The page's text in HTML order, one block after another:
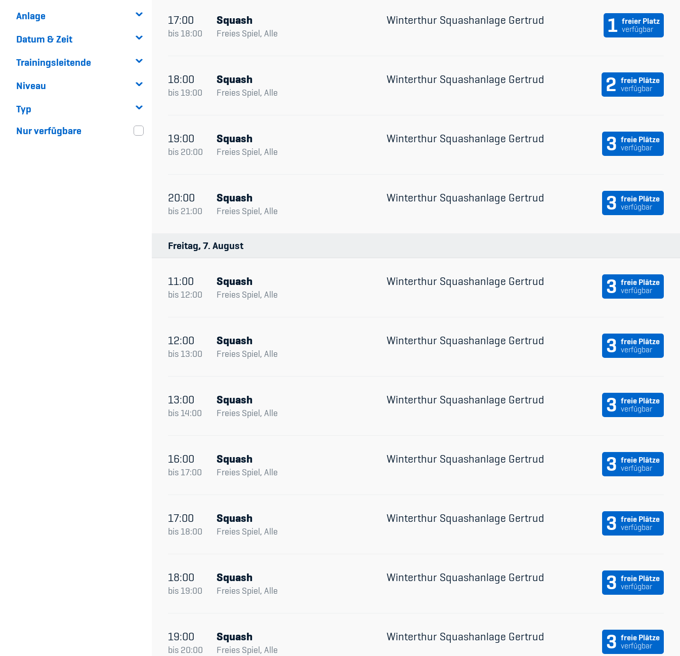
Anlage
Datum & Zeit
Trainingsleitende
Niveau
Typ
Nur verfügbare
17:00
bis 18:00
Squash
Freies Spiel, Alle
Winterthur Squashanlage Gertrud 1 freier Platz
verfügbar
18:00
bis 19:00
Squash
Freies Spiel, Alle
Winterthur Squashanlage Gertrud 2 freie Plätze
verfügbar
19:00
bis 20:00
Squash
Freies Spiel, Alle
Winterthur Squashanlage Gertrud 3 freie Plätze
verfügbar
20:00
bis 21:00
Squash
Freies Spiel, Alle
Winterthur Squashanlage Gertrud 3 freie Plätze
verfügbar
Freitag 7 August
11:00
bis 12:00
Squash
Freies Spiel, Alle
Winterthur Squashanlage Gertrud 3 freie Plätze
verfügbar
12:00
bis 13:00
Squash
Freies Spiel, Alle
Winterthur Squashanlage Gertrud 3 freie Plätze
verfügbar
13:00
bis 14:00
Squash
Freies Spiel, Alle
Winterthur Squashanlage Gertrud 3 freie Plätze
verfügbar
16:00
bis 17:00
Squash
Freies Spiel, Alle
Winterthur Squashanlage Gertrud 3 freie Plätze
verfügbar
17:00
bis 18:00
Squash
Freies Spiel, Alle
Winterthur Squashanlage Gertrud 3 freie Plätze
verfügbar
18:00
bis 19:00
Squash
Freies Spiel, Alle
Winterthur Squashanlage Gertrud 3 freie Plätze
verfügbar
19:00
bis 20:00
Squash
Freies Spiel, Alle
Winterthur Squashanlage Gertrud 3 freie Plätze
verfügbar